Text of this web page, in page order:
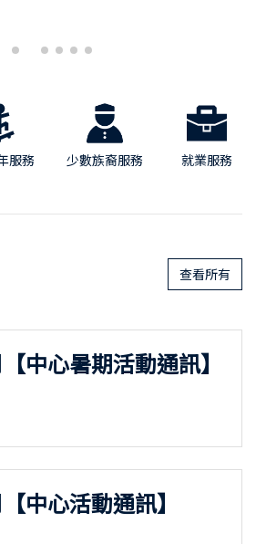
服務 少數族裔服務 就業服務
查看所有
中心暑期活動通訊】
中心活動通訊】